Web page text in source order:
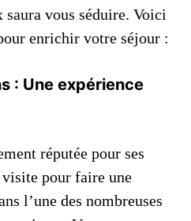
saura vous séduire. Voici
enrichir votre séjour :
: Une expérience
réputée pour ses
pour faire une
l’une des nombreuses